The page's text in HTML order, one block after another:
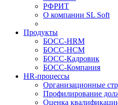
РФРИТ
О компании SL Soft
Продукты
БОСС-HRM
БОСС-HCM
БОСС-Кадровик
БОСС-Компания
HR-процессы
Организационные
Профилирование
Оценка